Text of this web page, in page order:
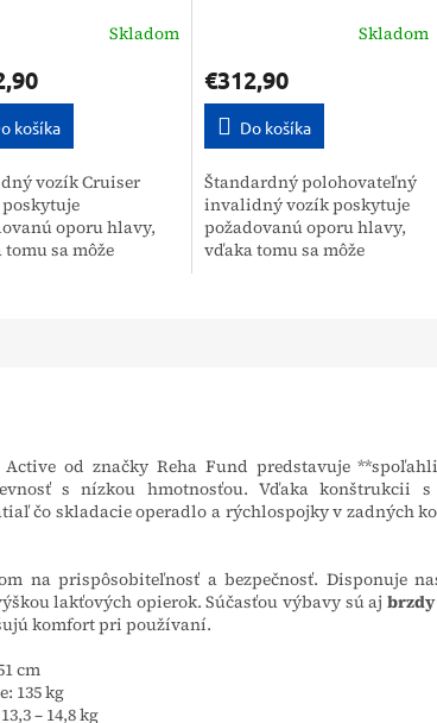
Skladom
košíka
vozík Cruiser
oporu hlavy,
sa môže
Skladom
€312,90
Do košíka
Štandardný polohovateľný
invalidný vozík poskytuje
požadovanú oporu hlavy,
vďaka tomu sa môže
od značky Reha Fund predstavuje
s nízkou hmotnosťou. Vďaka konštrukcii
čo skladacie operadlo a rýchlospojky v zadných
na prispôsobiteľnosť a bezpečnosť. Disponuje
lakťových opierok. Súčasťou výbavy sú aj brzdy
komfort pri používaní.
cm
135 kg
– 14,8 kg